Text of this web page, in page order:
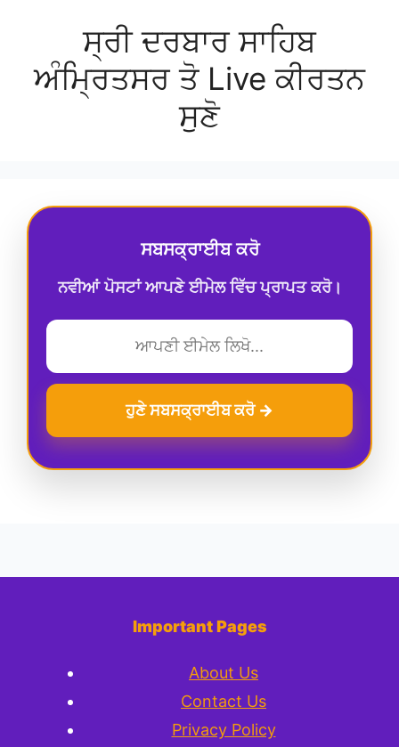
ਸ੍ਰੀ ਦਰਬਾਰ ਸਾਹਿਬ
ਅੰਮ੍ਰਿਤਸਰ ਤੋ Live ਕੀਰਤਨ
ਸੁਣੋ
ਸਬਸਕ੍ਰਾਈਬ ਕਰੋ
ਨਵੀਆਂ ਪੋਸਟਾਂ ਆਪਣੇ ਈਮੇਲ ਵਿੱਚ ਪ੍ਰਾਪਤ ਕਰੋ।
ਹੁਣੇ ਸਬਸਕ੍ਰਾਈਬ ਕਰੋ →
Important Pages
About Us
Contact Us
Privacy Policy